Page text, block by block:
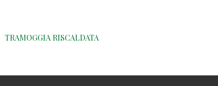
TRAMOGGIA RISCALDATA